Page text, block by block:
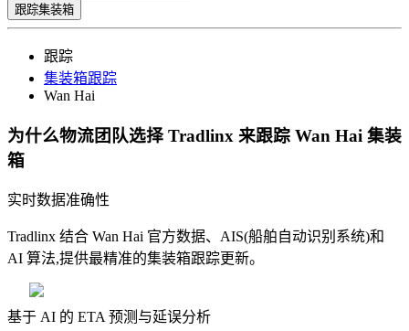
跟踪集装箱
跟踪
集装箱跟踪
Wan Hai
为什么物流团队选择 Tradlinx 来跟踪 Wan Hai 集装
箱
实时数据准确性
Tradlinx 结合 Wan Hai 官方数据、AIS(船舶自动识别系统)和
AI 算法,提供最精准的集装箱跟踪更新。
基于 AI 的 ETA 预测与延误分析